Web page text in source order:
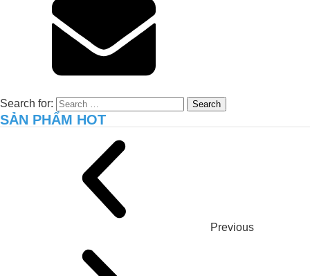
Search for:
SẢN PHẨM HOT
Previous
Xử lý môi trường hiệu quả cho trại gà
8.000 con tại Long An – Giải pháp thực
tiễn từ JVSF
TĂNG NĂNG SUẤT VÀ CHẤT
THUẦN HỮU CƠ CÙNG NEMA2